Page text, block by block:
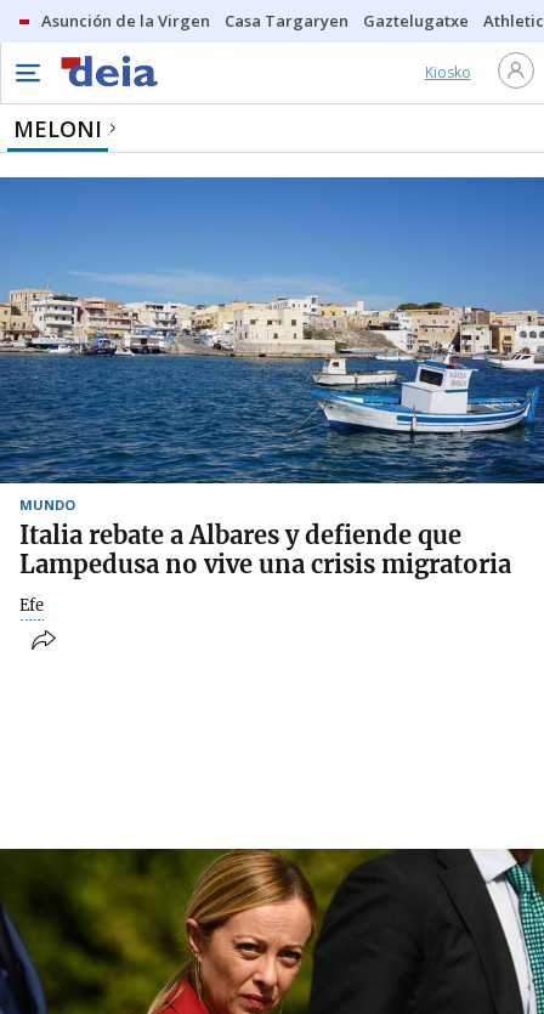
Asunción de la Virgen Casa Targaryen Gaztelugatxe Athletic
Kiosko
MELONI
MUNDO
Italia rebate a Albares y defiende que
Lampedusa no vive una crisis migratoria
Efe